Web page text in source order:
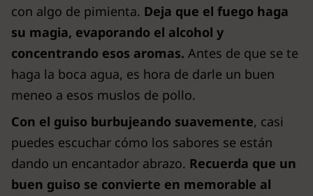
con algo de pimienta. Deja que el fuego haga
su magia, evaporando el alcohol y
concentrando esos aromas. Antes de que se te
haga la boca agua, es hora de darle un buen
meneo a esos muslos de pollo.
Con el guiso burbujeando suavemente, casi
puedes escuchar cómo los sabores se están
dando un encantador abrazo. Recuerda que un
buen guiso se convierte en memorable al